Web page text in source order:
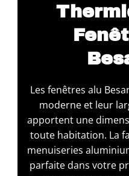
Les fenêtres alu
moderne et leur
apportent une
toute habitation. La
menuiseries
parfaite dans votre